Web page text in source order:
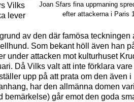
Joan Sfars fina uppmaning
efter attackerna i Paris
Vilks
lever
av den där famösa teckningen
Som bekant höll även han
under attacken mot kulturhuset
Då Vilks valt att inte förklara
upp på att prata om den även i
har den allmänna domen
bemärkelse) går emot den goda